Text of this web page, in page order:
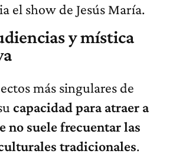
el show de Jesús María.
y mística
más singulares de
capacidad para atraer a
no suele frecuentar las
tradicionales.